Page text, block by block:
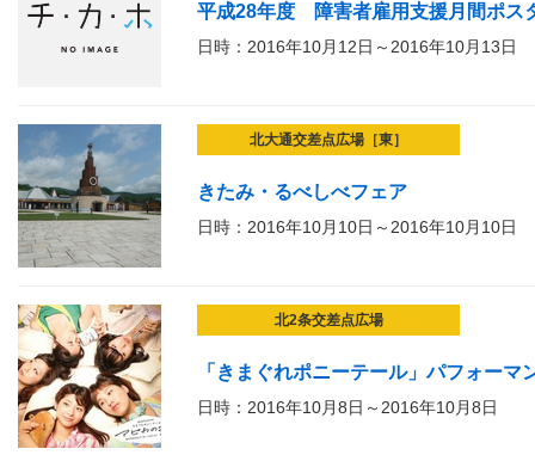
平成28年度 障害者雇用支援月間ポス
日時：2016年10月12日～2016年10月13日
北大通交差点広場［東］
きたみ・るべしべフェア
日時：2016年10月10日～2016年10月10日
北2条交差点広場
「きまぐれポニーテール」パフォーマ
日時：2016年10月8日～2016年10月8日